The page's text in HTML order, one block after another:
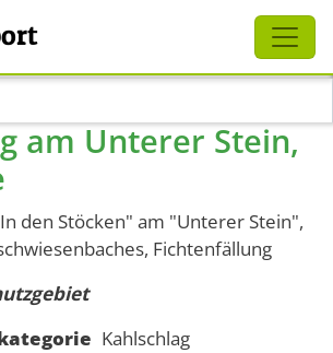
am Unterer Stein,
den Stöcken" am "Unterer Stein",
Fichtenfällung
Kahlschlag
Schliessen